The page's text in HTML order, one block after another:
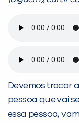
Devemos trocar
pessoa que vai
essa pessoa,